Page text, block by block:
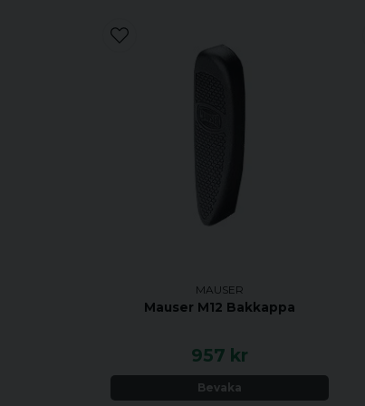
MAUSER
Mauser M12 Bakkappa
957 kr
Bevaka